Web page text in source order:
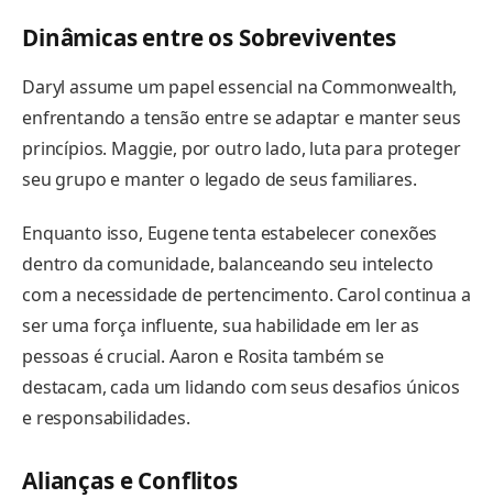
Dinâmicas entre os Sobreviventes
Daryl assume um papel essencial na Commonwealth,
enfrentando a tensão entre se adaptar e manter seus
princípios. Maggie, por outro lado, luta para proteger
seu grupo e manter o legado de seus familiares.
Enquanto isso, Eugene tenta estabelecer conexões
dentro da comunidade, balanceando seu intelecto
com a necessidade de pertencimento. Carol continua a
ser uma força influente, sua habilidade em ler as
pessoas é crucial. Aaron e Rosita também se
destacam, cada um lidando com seus desafios únicos
e responsabilidades.
Alianças e Conflitos